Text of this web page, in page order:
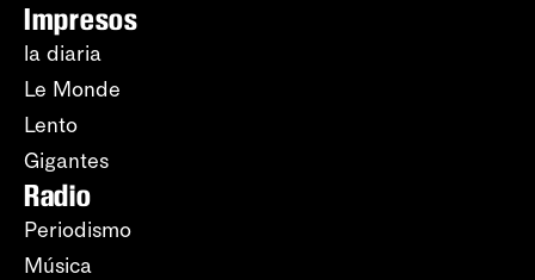
Impresos
la diaria
Le Monde
Lento
Gigantes
Radio
Periodismo
Música